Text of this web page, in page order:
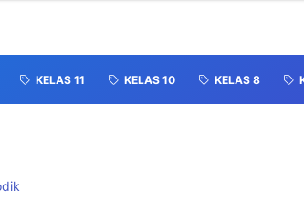
KELAS 11 KELAS 10 KELAS 8